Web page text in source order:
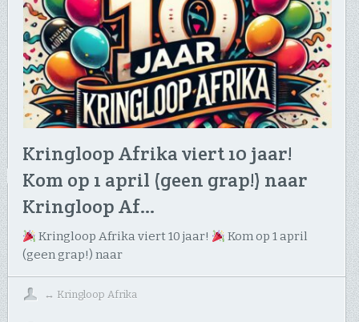
Kringloop Afrika viert 10 jaar!
Kom op 1 april (geen grap!) naar
Kringloop Af…
Kringloop Afrika viert 10 jaar!
Kom op 1 april
(geen grap!) naar
↔ Kringloop Afrika